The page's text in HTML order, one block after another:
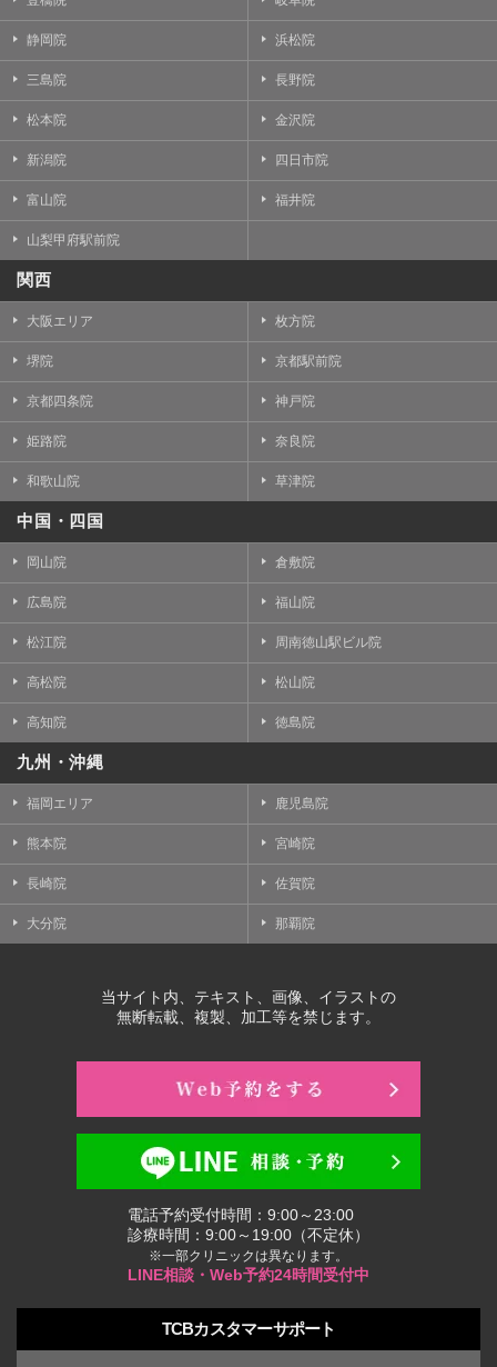
静岡院 浜松院
三島院 長野院
松本院 金沢院
新潟院 四日市院
富山院 福井院
山梨甲府駅前院
関西
大阪エリア 枚方院
堺院 京都駅前院
京都四条院 神戸院
姫路院 奈良院
和歌山院 草津院
中国・四国
岡山院 倉敷院
広島院 福山院
松江院 周南徳山駅ビル院
高松院 松山院
高知院 徳島院
九州・沖縄
福岡エリア 鹿児島院
熊本院 宮崎院
長崎院 佐賀院
大分院 那覇院
当サイト内、テキスト、画像、イラストの
無断転載、複製、加工等を禁じます。
電話予約受付時間：9:00～23:00
診療時間：9:00～19:00（不定休）
※一部クリニックは異なります。
LINE相談・Web予約24時間受付中
TCBカスタマーサポート